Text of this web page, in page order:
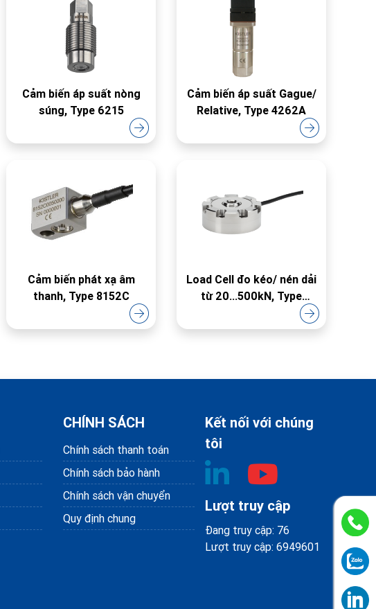
Cảm biến áp suất nòng
súng, Type 6215
Cảm biến áp suất Gague/
Relative, Type 4262A
Cảm biến phát xạ âm
thanh, Type 8152C
Load Cell đo kéo/ nén dải
từ 20...500kN, Type
CHÍNH SÁCH
Chính sách thanh toán
Chính sách bảo hành
Chính sách vận chuyển
Quy định chung
Kết nối với chúng
tôi
Lượt truy cập
Đang truy cập: 76
Lượt truy cập: 6949601